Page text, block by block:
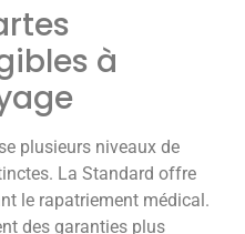
à
plusieurs niveaux de
La Standard offre
le rapatriement médical.
des garanties plus